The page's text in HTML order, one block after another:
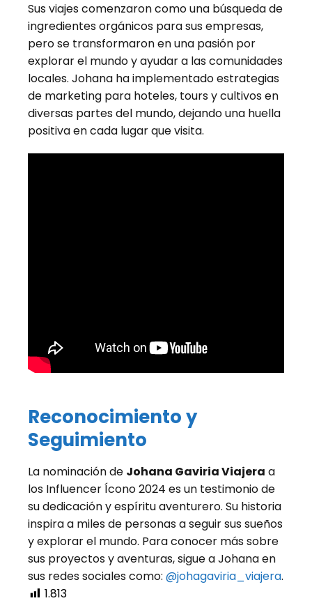
Sus viajes comenzaron como una búsqueda de
ingredientes orgánicos para sus empresas,
pero se transformaron en una pasión por
explorar el mundo y ayudar a las comunidades
locales. Johana ha implementado estrategias
de marketing para hoteles, tours y cultivos en
diversas partes del mundo, dejando una huella
positiva en cada lugar que visita.
Reconocimiento y
Seguimiento
La nominación de Johana Gaviria Viajera a
los Influencer Ícono 2024 es un testimonio de
su dedicación y espíritu aventurero. Su historia
inspira a miles de personas a seguir sus sueños
y explorar el mundo. Para conocer más sobre
sus proyectos y aventuras, sigue a Johana en
sus redes sociales como: @johagaviria_viajera.
1.813